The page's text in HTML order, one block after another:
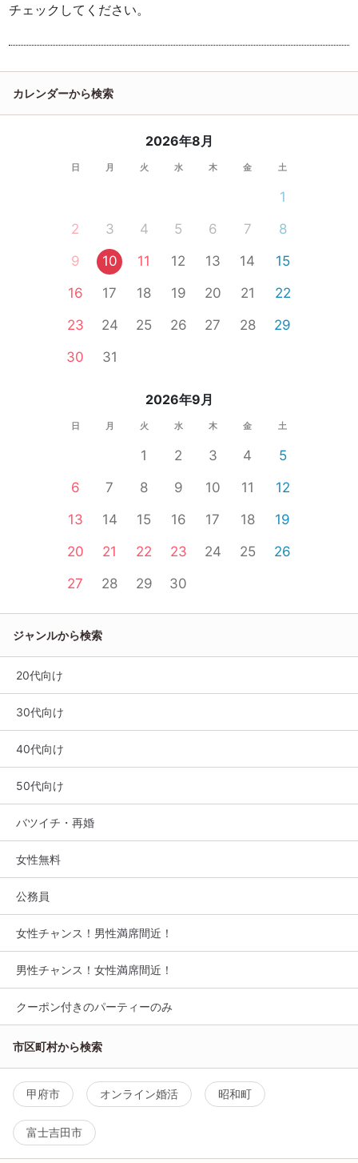
チェックしてください。
カレンダーから検索
2026年8月
日 月 火 水 木 金 土
1
2
3 4 5 6 7
8
9
10 11 12 13 14
15
16
17 18 19 20 21
22
23
24 25 26 27 28
29
30
31
2026年9月
日 月 火 水 木 金 土
1 2 3 4
5
6
7 8 9 10 11
12
13
14 15 16 17 18
19
20
21 22 23 24 25
26
27
28 29 30
ジャンルから検索
20代向け
30代向け
40代向け
50代向け
バツイチ・再婚
女性無料
公務員
女性チャンス！男性満席間近！
男性チャンス！女性満席間近！
クーポン付きのパーティーのみ
市区町村から検索
甲府市 オンライン婚活 昭和町
富士吉田市